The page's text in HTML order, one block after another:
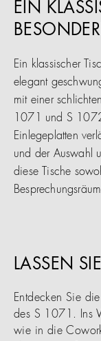
EIN
Ein klassischer
elegant
mit einer
1071 und S
Einlegeplatten
und der Auswahl
diese Tische
LASSEN
Entdecken Sie
des S 1071. Ins
wie in die